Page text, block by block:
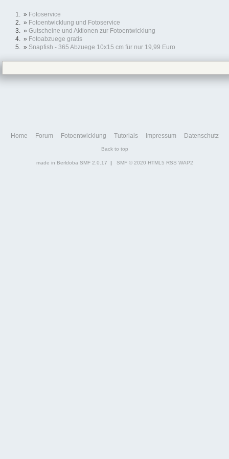
» Fotoservice
» Fotoentwicklung und Fotoservice
» Gutscheine und Aktionen zur Fotoentwicklung
» Fotoabzuege gratis
» Snapfish - 365 Abzuege 10x15 cm für nur 19,99 Euro
Home Forum Fotoentwicklung Tutorials Impressum Datenschutz
Back to top
made in Berldoba SMF 2.0.17 | SMF © 2020 HTML5 RSS WAP2